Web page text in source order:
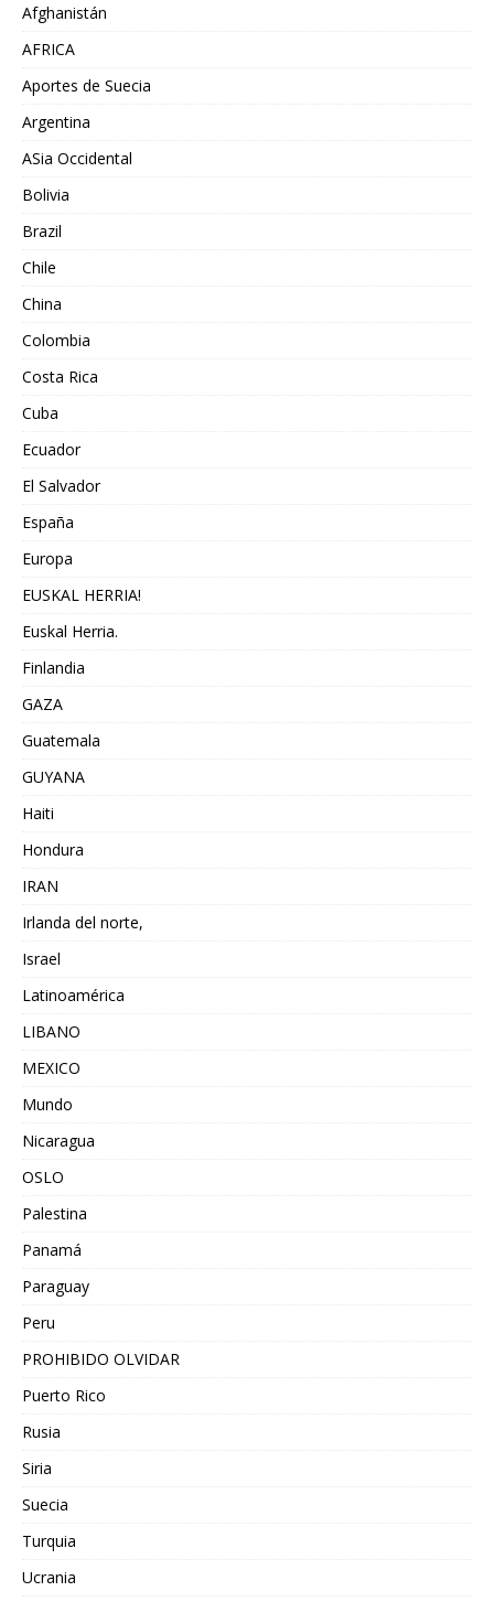
Afghanistán
AFRICA
Aportes de Suecia
Argentina
ASia Occidental
Bolivia
Brazil
Chile
China
Colombia
Costa Rica
Cuba
Ecuador
El Salvador
España
Europa
EUSKAL HERRIA!
Euskal Herria.
Finlandia
GAZA
Guatemala
GUYANA
Haiti
Hondura
IRAN
Irlanda del norte,
Israel
Latinoamérica
LIBANO
MEXICO
Mundo
Nicaragua
OSLO
Palestina
Panamá
Paraguay
Peru
PROHIBIDO OLVIDAR
Puerto Rico
Rusia
Siria
Suecia
Turquia
Ucrania